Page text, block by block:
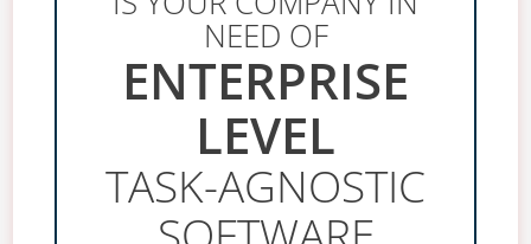
NEED OF
ENTERPRISE
LEVEL
TASK-AGNOSTIC